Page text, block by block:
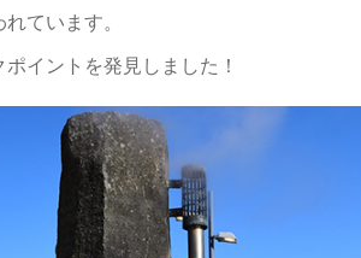
ています。
イントを発見しました！